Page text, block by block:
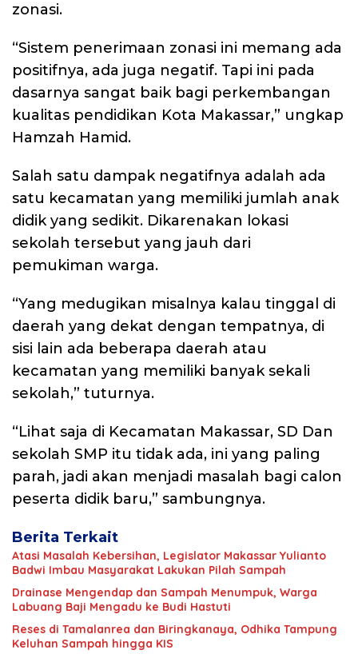
zonasi.
“Sistem penerimaan zonasi ini memang ada
positifnya, ada juga negatif. Tapi ini pada
dasarnya sangat baik bagi perkembangan
kualitas pendidikan Kota Makassar,” ungkap
Hamzah Hamid.
Salah satu dampak negatifnya adalah ada
satu kecamatan yang memiliki jumlah anak
didik yang sedikit. Dikarenakan lokasi
sekolah tersebut yang jauh dari
pemukiman warga.
“Yang medugikan misalnya kalau tinggal di
daerah yang dekat dengan tempatnya, di
sisi lain ada beberapa daerah atau
kecamatan yang memiliki banyak sekali
sekolah,” tuturnya.
“Lihat saja di Kecamatan Makassar, SD Dan
sekolah SMP itu tidak ada, ini yang paling
parah, jadi akan menjadi masalah bagi calon
peserta didik baru,” sambungnya.
Berita Terkait
Atasi Masalah Kebersihan, Legislator Makassar Yulianto
Badwi Imbau Masyarakat Lakukan Pilah Sampah
Drainase Mengendap dan Sampah Menumpuk, Warga
Labuang Baji Mengadu ke Budi Hastuti
Reses di Tamalanrea dan Biringkanaya, Odhika Tampung
Keluhan Sampah hingga KIS